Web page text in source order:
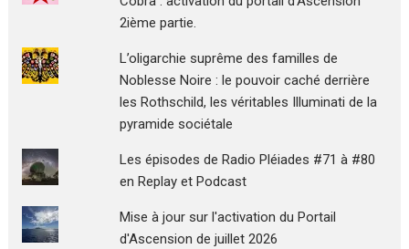
2ième partie.
L’oligarchie suprême des familles de
Noblesse Noire : le pouvoir caché derrière
les Rothschild, les véritables Illuminati de la
pyramide sociétale
Les épisodes de Radio Pléiades #71 à #80
en Replay et Podcast
Mise à jour sur l'activation du Portail
d'Ascension de juillet 2026